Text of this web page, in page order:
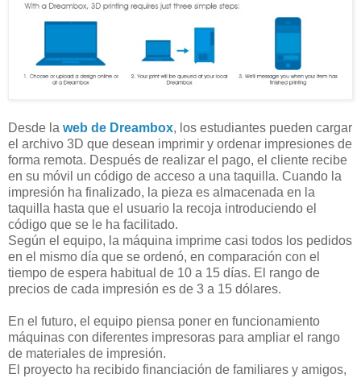
Desde la web de Dreambox, los estudiantes pueden cargar
el archivo 3D que desean imprimir y ordenar impresiones de
forma remota. Después de realizar el pago, el cliente recibe
en su móvil un código de acceso a una taquilla. Cuando la
impresión ha finalizado, la pieza es almacenada en la
taquilla hasta que el usuario la recoja introduciendo el
código que se le ha facilitado.
Según el equipo, la máquina imprime casi todos los pedidos
en el mismo día que se ordenó, en comparación con el
tiempo de espera habitual de 10 a 15 días. El rango de
precios de cada impresión es de 3 a 15 dólares.
En el futuro, el equipo piensa poner en funcionamiento
máquinas con diferentes impresoras para ampliar el rango
de materiales de impresión.
El proyecto ha recibido financiación de familiares y amigos,